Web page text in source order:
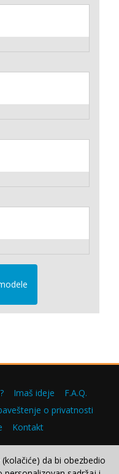
Imaš ideje
F.A.Q.
o privatnosti
Kontakt
da bi obezbedio